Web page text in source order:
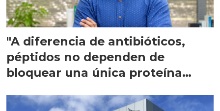
"A diferencia de antibióticos,
péptidos no dependen de
bloquear una única proteína